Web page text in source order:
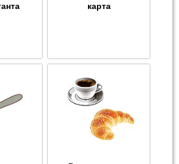
карта